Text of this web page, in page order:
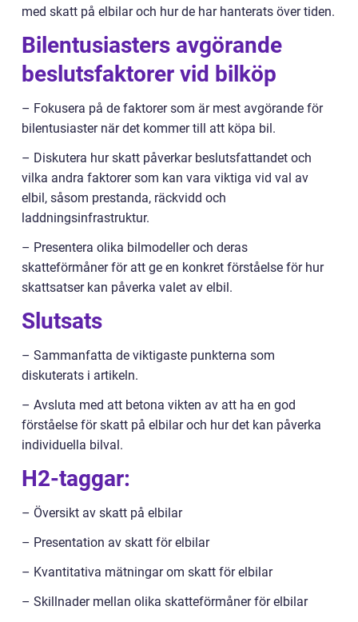
med skatt på elbilar och hur de har hanterats över tiden.
Bilentusiasters avgörande
beslutsfaktorer vid bilköp
– Fokusera på de faktorer som är mest avgörande för
bilentusiaster när det kommer till att köpa bil.
– Diskutera hur skatt påverkar beslutsfattandet och
vilka andra faktorer som kan vara viktiga vid val av
elbil, såsom prestanda, räckvidd och
laddningsinfrastruktur.
– Presentera olika bilmodeller och deras
skatteförmåner för att ge en konkret förståelse för hur
skattsatser kan påverka valet av elbil.
Slutsats
– Sammanfatta de viktigaste punkterna som
diskuterats i artikeln.
– Avsluta med att betona vikten av att ha en god
förståelse för skatt på elbilar och hur det kan påverka
individuella bilval.
H2-taggar:
– Översikt av skatt på elbilar
– Presentation av skatt för elbilar
– Kvantitativa mätningar om skatt för elbilar
– Skillnader mellan olika skatteförmåner för elbilar